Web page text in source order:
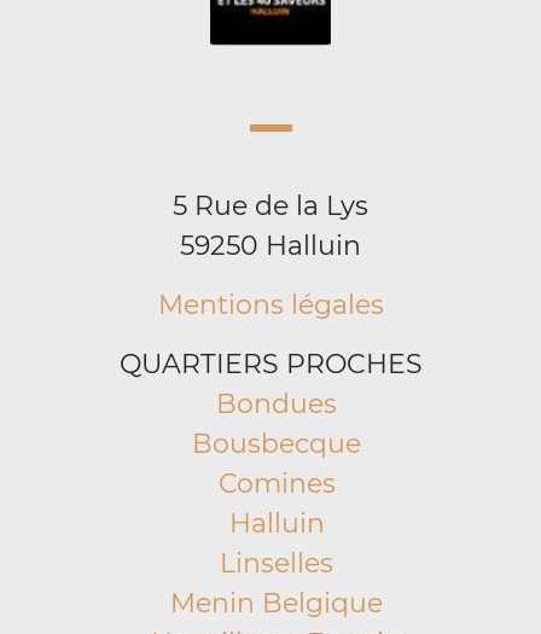
5 Rue de la Lys
59250 Halluin
Mentions légales
QUARTIERS PROCHES
Bondues
Bousbecque
Comines
Halluin
Linselles
Menin Belgique